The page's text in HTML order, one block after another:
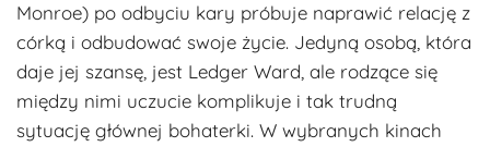
Monroe) po odbyciu kary próbuje naprawić relację z
córką i odbudować swoje życie. Jedyną osobą, która
daje jej szansę, jest Ledger Ward, ale rodzące się
między nimi uczucie komplikuje i tak trudną
sytuację głównej bohaterki. W wybranych kinach